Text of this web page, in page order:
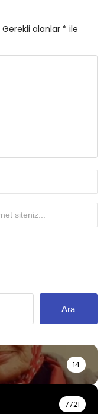
Gerekli alanlar * ile
Ara
14
7721